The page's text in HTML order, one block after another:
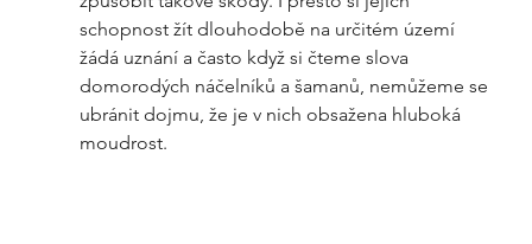
schopnost žít dlouhodobě na určitém území
žádá uznání a často když si čteme slova
domorodých náčelníků a šamanů, nemůžeme se
ubránit dojmu, že je v nich obsažena hluboká
moudrost.